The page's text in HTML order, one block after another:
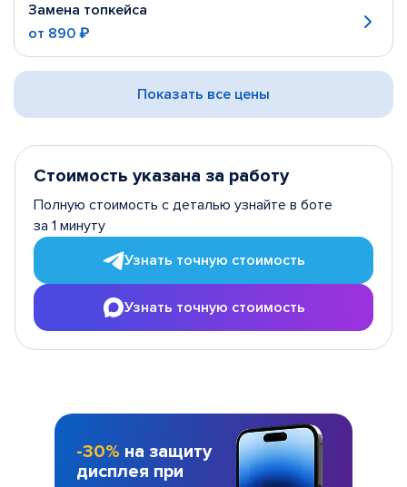
Замена топкейса
от 890 ₽
Показать все цены
Стоимость указана за работу
Полную стоимость с деталью узнайте в боте
за 1 минуту
Узнать точную стоимость
Узнать точную стоимость
-30% на защиту
дисплея при